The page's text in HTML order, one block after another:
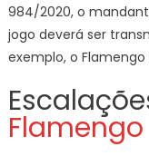
984/2020, o
jogo deverá ser
exemplo, o Flamengo
Flamengo